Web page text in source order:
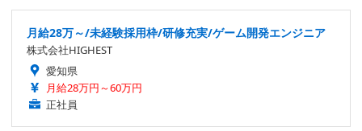
月給28万～/未経験採用枠/研修充実/ゲーム開発エンジニア
株式会社HIGHEST
愛知県
月給28万円～60万円
正社員